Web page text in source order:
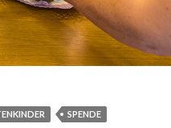
SPENDE